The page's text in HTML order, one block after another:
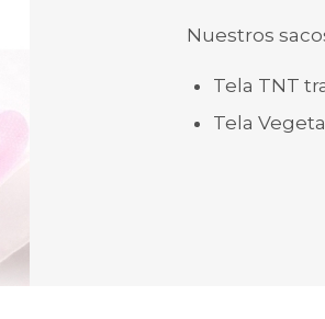
Nuestros
Tela TNT
Tela